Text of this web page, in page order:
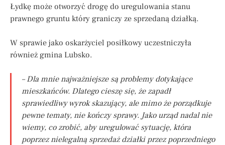
Łydkę może otworzyć drogę do uregulowania stanu
prawnego gruntu który graniczy ze sprzedaną działką.
W sprawie jako oskarżyciel posiłkowy uczestniczyła
również gmina Lubsko.
– Dla mnie najważniejsze są problemy dotykające
mieszkańców. Dlatego cieszę się, że zapadł
sprawiedliwy wyrok skazujący, ale mimo że porządkuje
pewne tematy, nie kończy sprawy. Jako urząd nadal nie
wiemy, co zrobić, aby uregulować sytuację, która
poprzez nielegalną sprzedaż działki przez poprzedniego